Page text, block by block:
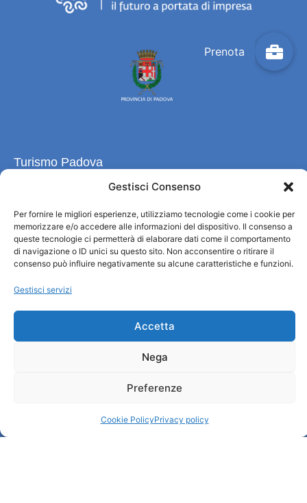
Gestisci Consenso
Per fornire le migliori esperienze, utilizziamo tecnologie come i cookie per
memorizzare e/o accedere alle informazioni del dispositivo. Il consenso a
queste tecnologie ci permetterà di elaborare dati come il comportamento
di navigazione o ID unici su questo sito. Non acconsentire o ritirare il
consenso può influire negativamente su alcune caratteristiche e funzioni.
Gestisci servizi
Accetta
Nega
Preferenze
Cookie PolicyPrivacy policy
Turismo Padova
Informazioni e Accoglienza Turistica/IAT
Privacy policy
Cookie Policy
Credits